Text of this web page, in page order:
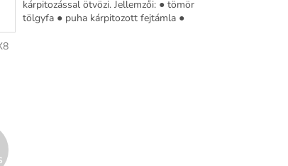
kárpitozással ötvözi. Jellemzői: ● tömör
tölgyfa ● puha kárpitozott fejtámla ●